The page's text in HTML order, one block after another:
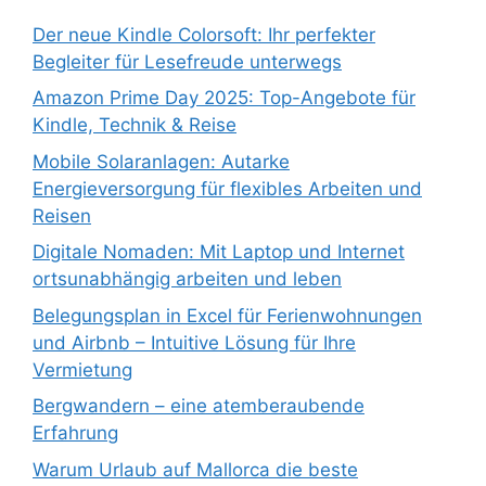
Der neue Kindle Colorsoft: Ihr perfekter
Begleiter für Lesefreude unterwegs
Amazon Prime Day 2025: Top-Angebote für
Kindle, Technik & Reise
Mobile Solaranlagen: Autarke
Energieversorgung für flexibles Arbeiten und
Reisen
Digitale Nomaden: Mit Laptop und Internet
ortsunabhängig arbeiten und leben
Belegungsplan in Excel für Ferienwohnungen
und Airbnb – Intuitive Lösung für Ihre
Vermietung
Bergwandern – eine atemberaubende
Erfahrung
Warum Urlaub auf Mallorca die beste